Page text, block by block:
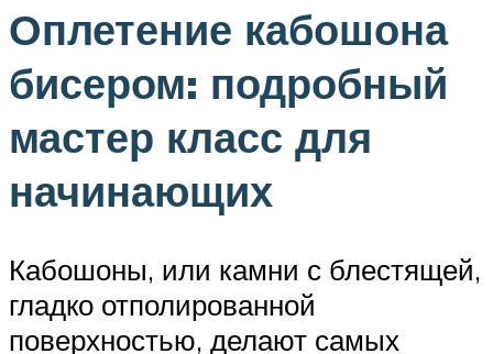
Оплетение кабошона
бисером: подробный
мастер класс для
начинающих
Кабошоны, или камни с блестящей,
гладко отполированной
поверхностью, делают самых